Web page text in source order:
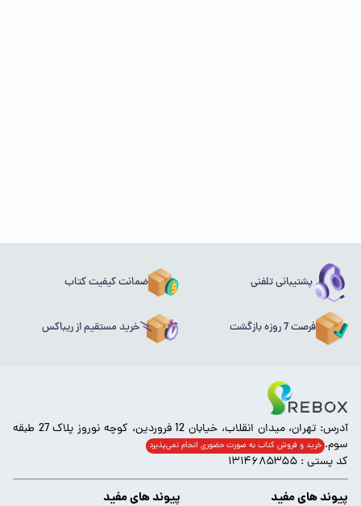
پشتیبانی تلفنی ضمانت کیفیت کتاب
فرصت 7 روزه بازگشت خرید مستقیم از ریباکس
آدرس: تهران، میدان انقلاب، خیابان 12 فروردین، کوچه نوروز پلاک 27 طبقه
سوم. خرید و فروش کتاب به صورت حضوری انجام‌ نمی‌پذیرد
کد پستی : ۱۳۱۴۶۸۵۳۵۵
پیوند های مفید پیوند های مفید